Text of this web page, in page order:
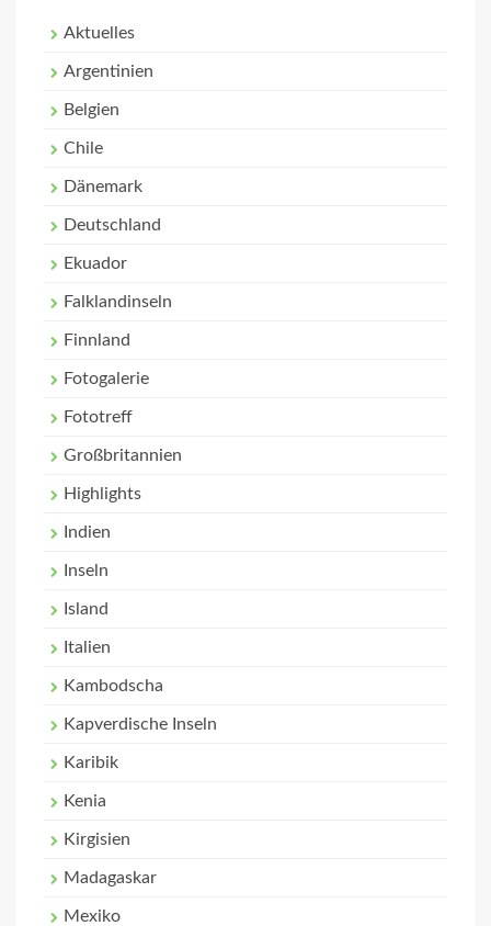
Aktuelles
Argentinien
Belgien
Chile
Dänemark
Deutschland
Ekuador
Falklandinseln
Finnland
Fotogalerie
Fototreff
Großbritannien
Highlights
Indien
Inseln
Island
Italien
Kambodscha
Kapverdische Inseln
Karibik
Kenia
Kirgisien
Madagaskar
Mexiko